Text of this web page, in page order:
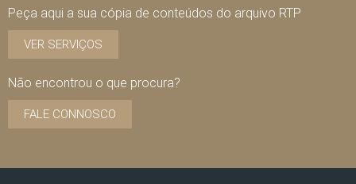
Peça aqui a sua cópia de conteúdos do arquivo RTP
VER SERVIÇOS
Não encontrou o que procura?
FALE CONNOSCO